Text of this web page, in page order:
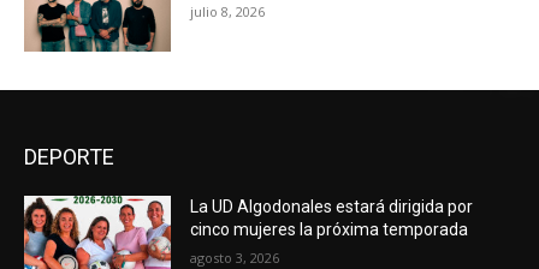
julio 8, 2026
DEPORTE
La UD Algodonales estará dirigida por
cinco mujeres la próxima temporada
agosto 3, 2026